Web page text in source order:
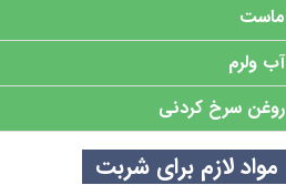
ماست
آب ولرم
روغن سرخ کردنی
مواد لازم برای شربت